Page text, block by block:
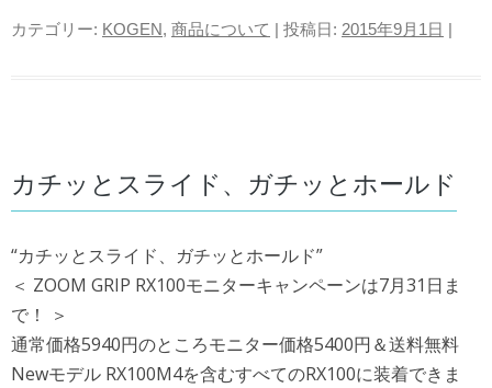
カテゴリー: KOGEN, 商品について | 投稿日: 2015年9月1日
カチッとスライド、ガチッとホールド
“カチッとスライド、ガチッとホールド”
＜ ZOOM GRIP RX100モニターキャンペーンは7月31日ま
で！ ＞
通常価格5940円のところモニター価格5400円＆送料無料
Newモデル RX100M4を含むすべてのRX100に装着できま